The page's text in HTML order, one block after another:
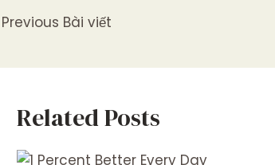
Previous Bài viết
Related Posts